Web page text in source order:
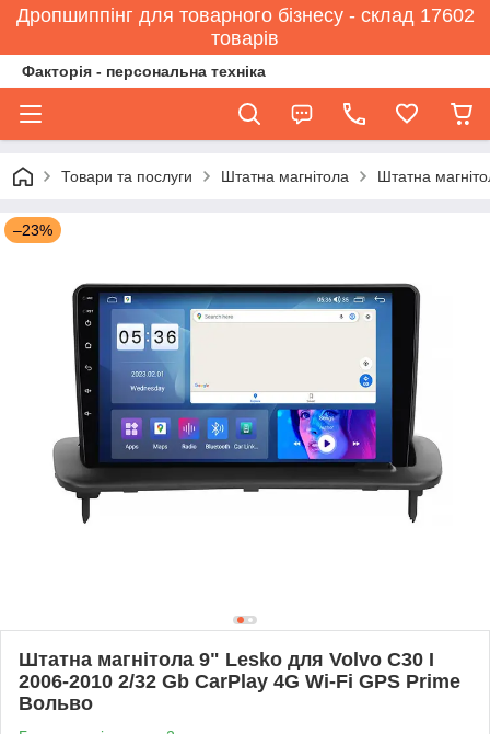
Дропшиппінг для товарного бізнесу - склад 17602
товарів
Факторія - персональна техніка
Товари та послуги Штатна магнітола Штатна
–23%
Штатна магнітола 9" Lesko для Volvo C30 I
2006-2010 2/32 Gb CarPlay 4G Wi-Fi GPS Prime
Вольво